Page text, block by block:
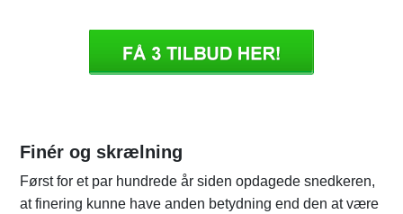
Finér og skrælning
Først for et par hundrede år siden opdagede snedkeren,
at finering kunne have anden betydning end den at være